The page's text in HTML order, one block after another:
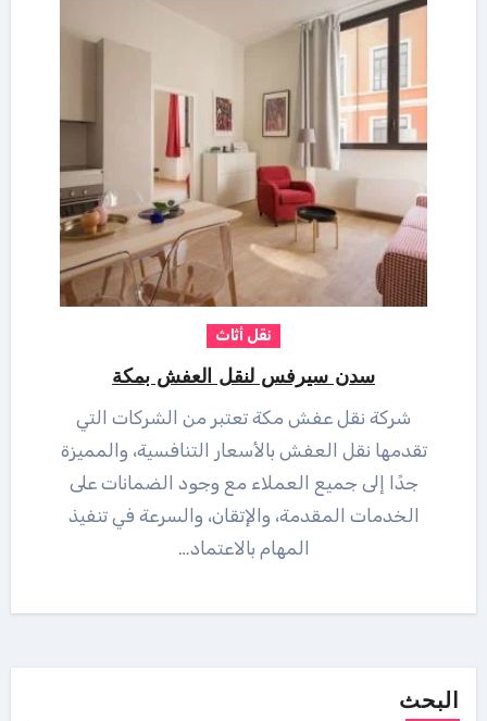
نقل أثاث
سدن سيرفس لنقل العفش بمكة
شركة نقل عفش مكة تعتبر من الشركات التي
تقدمها نقل العفش بالأسعار التنافسية، والمميزة
جدًا إلى جميع العملاء مع وجود الضمانات على
الخدمات المقدمة، والإتقان، والسرعة في تنفيذ
المهام بالاعتماد…
البحث